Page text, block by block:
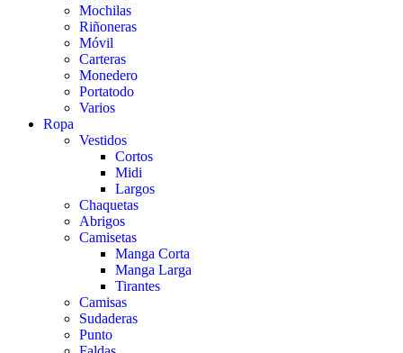
Mochilas
Riñoneras
Móvil
Carteras
Monedero
Portatodo
Varios
Ropa
Vestidos
Cortos
Midi
Largos
Chaquetas
Abrigos
Camisetas
Manga Corta
Manga Larga
Tirantes
Camisas
Sudaderas
Punto